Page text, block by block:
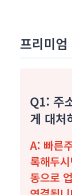
프리미
Q1: 주
게 대처
A: 빠른
록해두
동으로